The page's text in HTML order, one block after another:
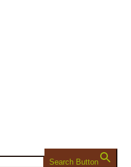
Search Button